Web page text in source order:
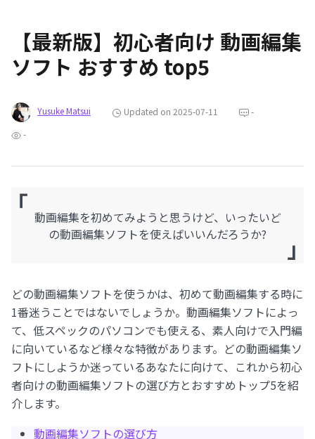
【最新版】初心者向け 動画編集
ソフト おすすめ top5
Yusuke Matsui Updated on 2025-07-11
-
-
「 動画編集を初めてみようと思うけど、いったいど
の動画編集ソフトを使えばいいんだろうか?
」
どの動画編集ソフトを使うかは、初めて動画編集する時に
1番迷うことではないでしょうか。動画編集ソフトによっ
て、低スペックのパソコンでも使える、素人向けで入門編
に向いているなど様々な特徴があります。どの動画編集ソ
フトにしようか迷っているあなたに向けて、これから初心
者向けの動画編集ソフトの選び方とおすすめトップ5を紹
介します。
動画編集ソフトの選び方